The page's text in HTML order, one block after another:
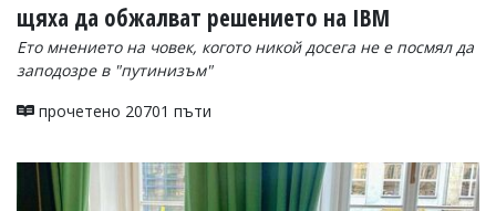
щяха да обжалват решението на IBM
Ето мнението на човек, когото никой досега не е посмял да
заподозре в "путинизъм"
прочетено 20701 пъти